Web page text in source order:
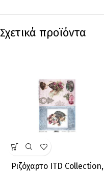
Σχετικά προϊόντα
Ριζόχαρτο ITD Collection,